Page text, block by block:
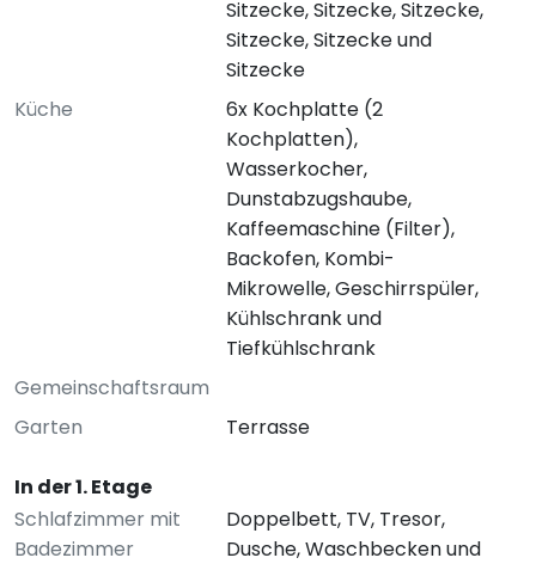
Sitzecke, Sitzecke, Sitzecke,
Sitzecke, Sitzecke und
Sitzecke
Küche
6x Kochplatte (2
Kochplatten),
Wasserkocher,
Dunstabzugshaube,
Kaffeemaschine (Filter),
Backofen, Kombi-
Mikrowelle, Geschirrspüler,
Kühlschrank und
Tiefkühlschrank
Gemeinschaftsraum
Garten
Terrasse
In der 1. Etage
Schlafzimmer mit
Badezimmer
Doppelbett, TV, Tresor,
Dusche, Waschbecken und